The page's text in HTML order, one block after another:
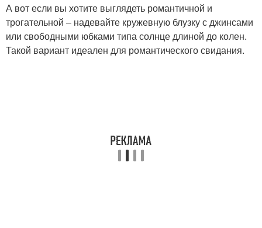
А вот если вы хотите выглядеть романтичной и
трогательной – надевайте кружевную блузку с джинсами
или свободными юбками типа солнце длиной до колен.
Такой вариант идеален для романтического свидания.